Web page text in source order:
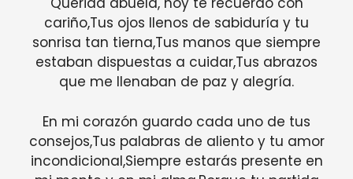
cariño,Tus ojos llenos de sabiduría y tu
sonrisa tan tierna,Tus manos que siempre
estaban dispuestas a cuidar,Tus abrazos
que me llenaban de paz y alegría.
En mi corazón guardo cada uno de tus
consejos,Tus palabras de aliento y tu amor
incondicional,Siempre estarás presente en